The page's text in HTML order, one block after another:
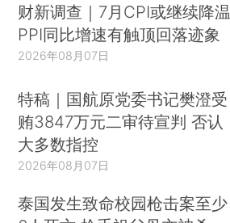
财新调查｜7月CPI或继续降温
PPI同比增速有触顶回落迹象
2026年08月07日
特稿｜国航原党委书记樊澄受
贿3847万元二审待宣判 否认
大多数指控
2026年08月07日
泰国发生致命校园枪击案至少